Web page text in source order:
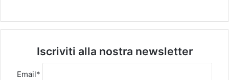
Iscriviti alla nostra newsletter
Email*